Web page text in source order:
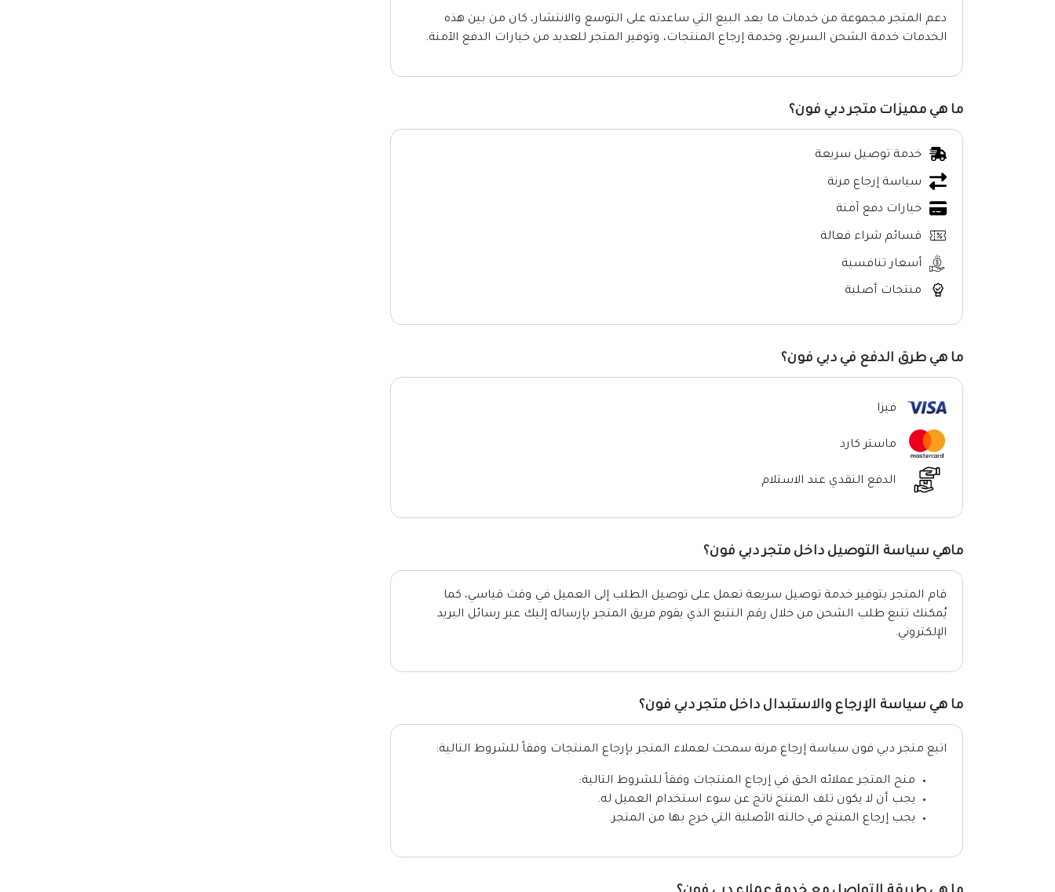
دعم المتجر مجموعة من خدمات ما بعد البيع التي ساعدته على التوسع والانتشار، كان من بين هذه
الخدمات خدمة الشحن السريع، وخدمة إرجاع المنتجات، وتوفير المتجر للعديد من خيارات الدفع الآمنة.
ما هي مميزات متجر دبي فون؟
خدمة توصيل سريعة
سياسة إرجاع مرنة
خيارات دفع آمنة
قسائم شراء فعالة
أسعار تنافسية
منتجات أصلية
ما هي طرق الدفع في دبي فون؟
فيزا
ماستر كارد
الدفع النقدي عند الاستلام
ماهي سياسة التوصيل داخل متجر دبي فون؟
قام المتجر بتوفير خدمة توصيل سريعة تعمل على توصيل الطلب إلى العميل في وقت قياسي، كما
يُمكنك تتبع طلب الشحن من خلال رقم التتبع الذي يقوم فريق المتجر بإرساله إليك عبر رسائل البريد
الإلكتروني.
ما هي سياسة الإرجاع والاستبدال داخل متجر دبي فون؟
اتبع متجر دبي فون سياسة إرجاع مرنة سمحت لعملاء المتجر بإرجاع المنتجات وفقاً للشروط التالية:
منح المتجر عملائه الحق في إرجاع المنتجات وفقاً للشروط التالية:
يجب أن لا يكون تلف المنتج ناتج عن سوء استخدام العميل له.
يجب إرجاع المنتج في حالته الأصلية التي خرج بها من المتجر.